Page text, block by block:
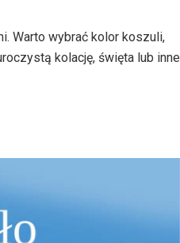
Warto wybrać kolor koszuli,
kolację, święta lub inne